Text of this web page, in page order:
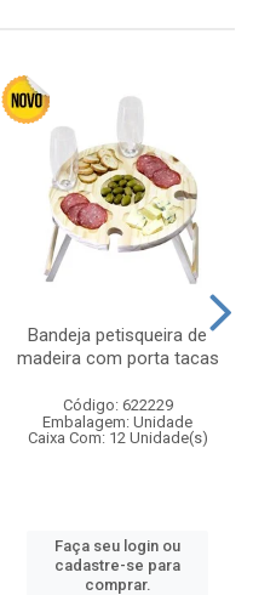
Bandeja petisqueira de
madeira com porta tacas
Código: 622229
Embalagem: Unidade
Caixa Com: 12 Unidade(s)
Faça seu login ou
cadastre-se para
comprar.